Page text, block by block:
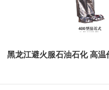
黑龙江避火服石油石化 高